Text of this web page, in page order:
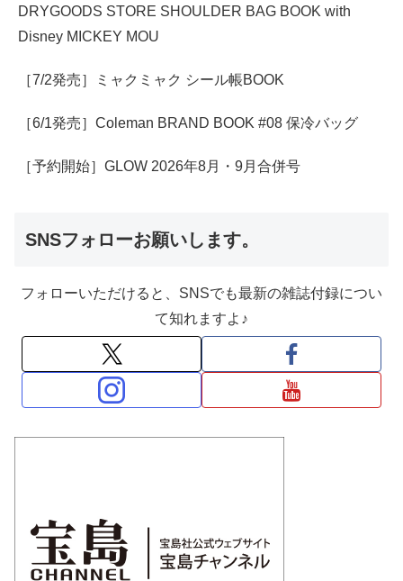
DRYGOODS STORE SHOULDER BAG BOOK with
Disney MICKEY MOU
［7/2発売］ミャクミャク シール帳BOOK
［6/1発売］Coleman BRAND BOOK #08 保冷バッグ
［予約開始］GLOW 2026年8月・9月合併号
SNSフォローお願いします。
フォローいただけると、SNSでも最新の雑誌付録につい
て知れますよ♪